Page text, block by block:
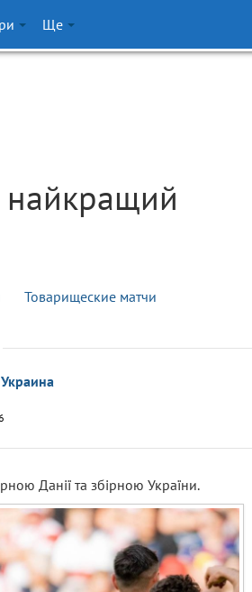
Ще
найкращий
Товарищеские матчи
Украина
Данії та збірною України.